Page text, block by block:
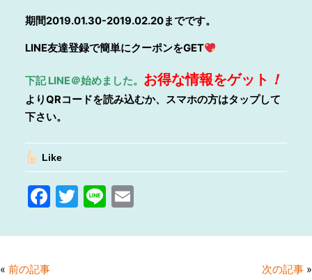
期間2019.01.30-2019.02.20までです。
LINE友達登録で簡単にクーポンをGET
下記LINE＠始めました。 お得な情報をゲット ！
よりQRコードを読み込むか、スマホの方はタップして
下さい。
Like
F
c
e
T
itt
Li
e
E
ai
« 前の記事 次の記事 »